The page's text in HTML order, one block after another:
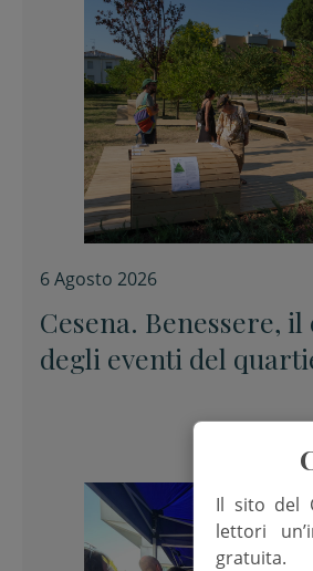
6 Agosto 2026
Cesena. Benessere,
degli eventi del
Il sito del
lettori
gratuita.